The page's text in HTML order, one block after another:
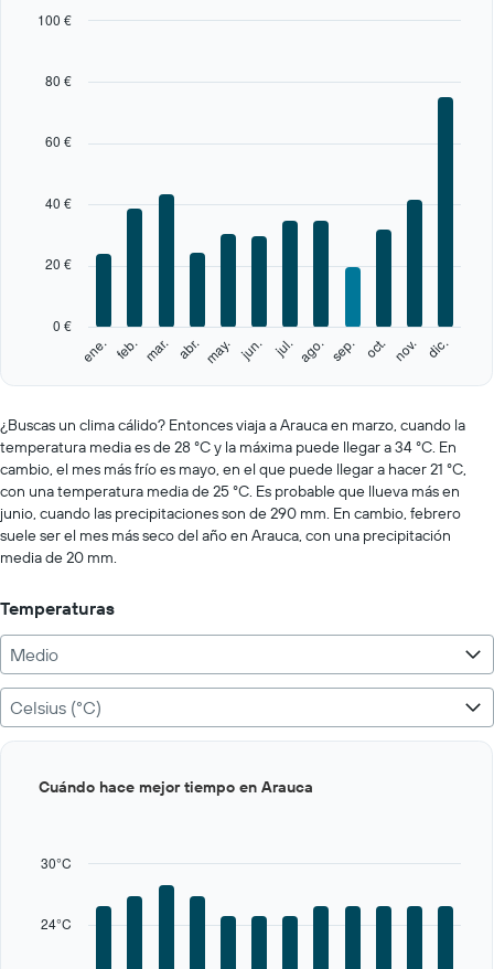
Range:
categories.
values.
Range:
0
to
100.
ene. feb. mar. abr. may. jun. jul. ago. sep. oct. nov. dic.
0 €
20 €
40 €
60 €
80 €
100 €
of
interactive
¿Buscas un clima cálido? Entonces viaja a Arauca en marzo, cuando la
temperatura media es de 28 °C y la máxima puede llegar a 34 °C. En
cambio, el mes más frío es mayo, en el que puede llegar a hacer 21 °C,
con una temperatura media de 25 °C. Es probable que llueva más en
junio, cuando las precipitaciones son de 290 mm. En cambio, febrero
suele ser el mes más seco del año en Arauca, con una precipitación
media de 20 mm.
Temperaturas
Medio
Celsius (°C)
graphic.
24°C
30°C
Cuándo hace mejor tiempo en Arauca